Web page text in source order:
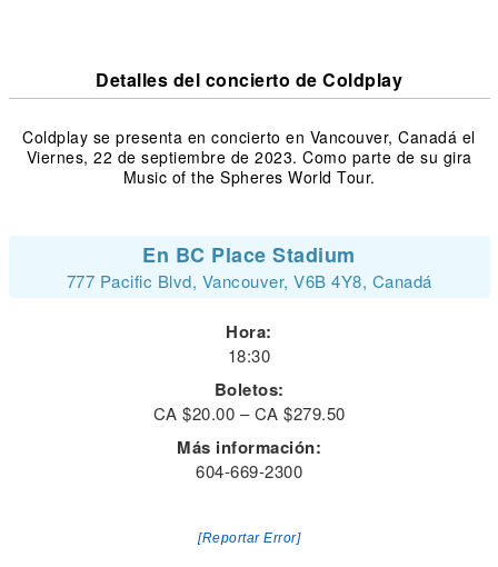
Detalles del concierto de Coldplay
Coldplay se presenta en concierto en Vancouver, Canadá el
Viernes, 22 de septiembre de 2023. Como parte de su gira
Music of the Spheres World Tour.
En BC Place Stadium
777 Pacific Blvd, Vancouver, V6B 4Y8, Canadá
Hora:
18:30
Boletos:
CA $20.00 – CA $279.50
Más información:
604-669-2300
[Reportar Error]